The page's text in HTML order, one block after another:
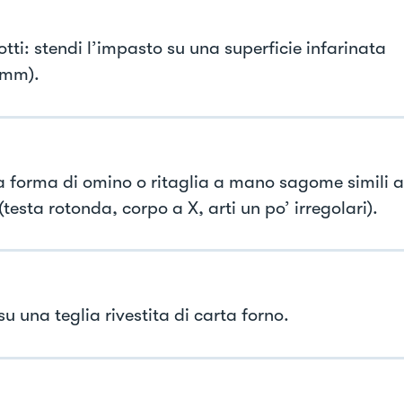
stendi l’impasto su una superficie infarinata
forma di omino o ritaglia a mano sagome simili a
rotonda, corpo a X, arti un po’ irregolari).
una teglia rivestita di carta forno.